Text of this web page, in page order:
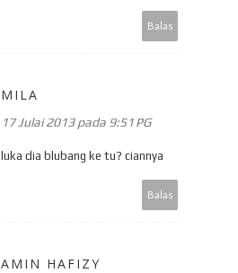
Balas
MILA
17 Julai 2013 pada 9:51 PG
luka dia blubang ke tu? ciannya
Balas
AMIN HAFIZY